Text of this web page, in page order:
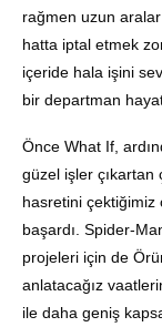
rağmen uzun
hatta iptal etmek
içeride hala işini
bir departman
Önce What If,
güzel işler
hasretini çektiğimiz
başardı. Spider-
projeleri için de
anlatacağız
ile daha geniş